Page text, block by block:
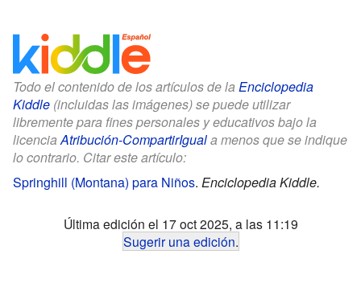
Todo el contenido de los artículos de la Enciclopedia
Kiddle (incluidas las imágenes) se puede utilizar
libremente para fines personales y educativos bajo la
licenciaAtribución-CompartirIguala menos que se indique
lo contrario. Citar este artículo:
Springhill (Montana) para Niños. Enciclopedia Kiddle.
Última edición el 17 oct 2025, a las 11:19
Sugerir una edición.